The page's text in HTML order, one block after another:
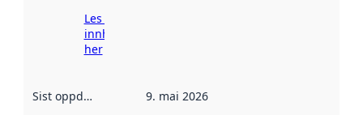
Les meir om
innhenting
her
Sist oppdatert 9. mai 2026